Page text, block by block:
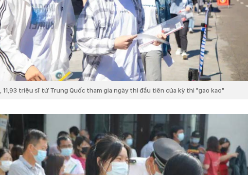
11,93 triệu sĩ tử Trung Quốc tham gia ngày thi đầu tiên của kỳ thi "gao kao"